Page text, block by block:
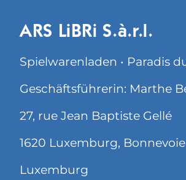
ARS LiBRi S.à.r.l.
Spielwarenladen • Paradis
Geschäftsführerin: Marthe
27, rue Jean Baptiste Gellé
1620 Luxemburg, Bonnevoie
Luxemburg